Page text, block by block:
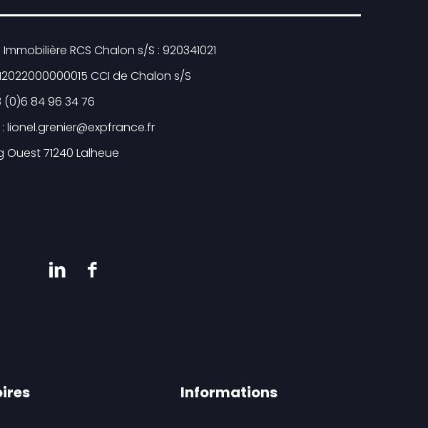
RCS Chalon s/S : 920341021
CCI de Chalon s/S
(0)6 84 96 34 76
lionel.grenier@expfrance.fr
Ouest 71240 Lalheue
Informations